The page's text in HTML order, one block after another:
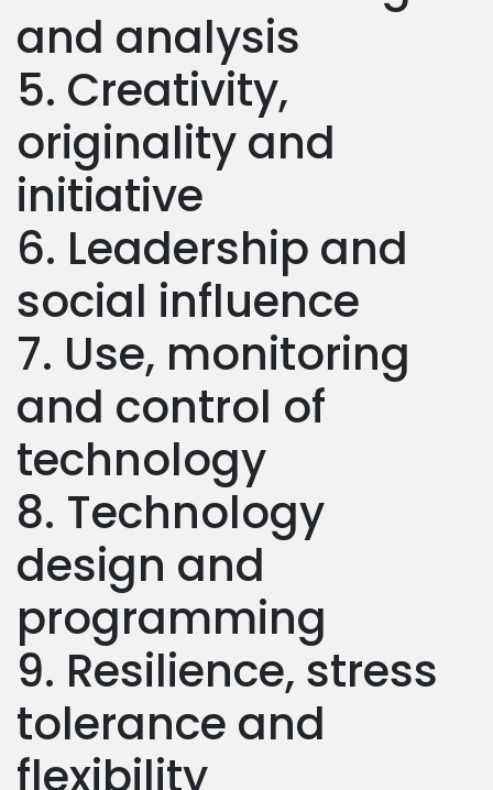
and analysis
5. Creativity,
originality and
initiative
6. Leadership and
social influence
7. Use, monitoring
and control of
technology
8. Technology
design and
programming
9. Resilience, stress
tolerance and
flexibility